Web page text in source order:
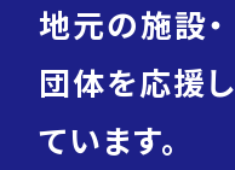
丘
4
地
location_on 宮
仙
地元の施設・
団体を応援し
ています。